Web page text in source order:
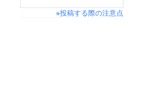
※投稿する際の注意点